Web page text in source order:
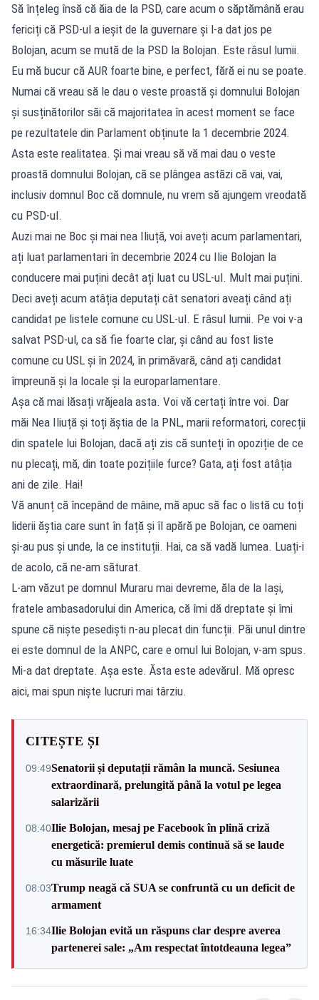
Să înțeleg însă că ăia de la PSD, care acum o săptămână erau
fericiți că PSD-ul a ieșit de la guvernare și l-a dat jos pe
Bolojan, acum se mută de la PSD la Bolojan. Este râsul lumii.
Eu mă bucur că AUR foarte bine, e perfect, fără ei nu se poate.
Numai că vreau să le dau o veste proastă și domnului Bolojan
și susținătorilor săi că majoritatea în acest moment se face
pe rezultatele din Parlament obținute la 1 decembrie 2024.
Asta este realitatea. Și mai vreau să vă mai dau o veste
proastă domnului Bolojan, că se plângea astăzi că vai, vai,
inclusiv domnul Boc că domnule, nu vrem să ajungem vreodată
cu PSD-ul.
Auzi mai ne Boc și mai nea Iliuță, voi aveți acum parlamentari,
ați luat parlamentari în decembrie 2024 cu Ilie Bolojan la
conducere mai puțini decât ați luat cu USL-ul. Mult mai puțini.
Deci aveți acum atâția deputați cât senatori aveați când ați
candidat pe listele comune cu USL-ul. E râsul lumii. Pe voi v-a
salvat PSD-ul, ca să fie foarte clar, și când au fost liste
comune cu USL și în 2024, în primăvară, când ați candidat
împreună și la locale și la europarlamentare.
Așa că mai lăsați vrăjeala asta. Voi vă certați între voi. Dar
măi Nea Iliuță și toți ăștia de la PNL, marii reformatori, corecții
din spatele lui Bolojan, dacă ați zis că sunteți în opoziție de ce
nu plecați, mă, din toate pozițiile furce? Gata, ați fost atâția
ani de zile. Hai!
Vă anunț că începând de mâine, mă apuc să fac o listă cu toți
liderii ăștia care sunt în față și îl apără pe Bolojan, ce oameni
și-au pus și unde, la ce instituții. Hai, ca să vadă lumea. Luați-i
de acolo, că ne-am săturat.
L-am văzut pe domnul Muraru mai devreme, ăla de la Iași,
fratele ambasadorului din America, că îmi dă dreptate și îmi
spune că niște pesediști n-au plecat din funcții. Păi unul dintre
ei este domnul de la ANPC, care e omul lui Bolojan, v-am spus.
Mi-a dat dreptate. Așa este. Ăsta este adevărul. Mă opresc
aici, mai spun niște lucruri mai târziu.
CITEȘTE ȘI
09:49Senatorii și deputații rămân la muncă. Sesiunea
extraordinară, prelungită până la votul pe legea
salarizării
08:40Ilie Bolojan, mesaj pe Facebook în plină criză
energetică: premierul demis continuă să se laude
cu măsurile luate
08:03Trump neagă că SUA se confruntă cu un deficit de
armament
16:34Ilie Bolojan evită un răspuns clar despre averea
partenerei sale: „Am respectat întotdeauna legea”